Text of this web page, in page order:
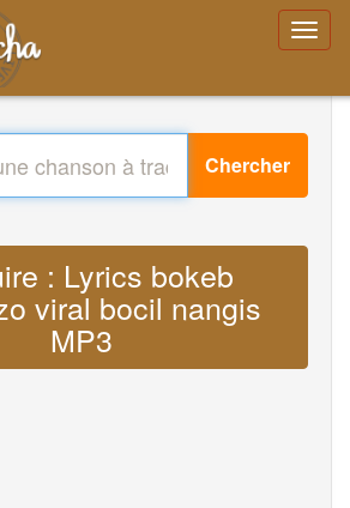
Chercher
: Lyrics bokeb
viral bocil nangis
MP3